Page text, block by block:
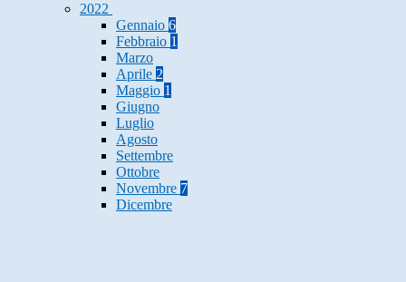
2022
Gennaio 6
Febbraio 1
Marzo
Aprile 2
Maggio 1
Giugno
Luglio
Agosto
Settembre
Ottobre
Novembre 7
Dicembre